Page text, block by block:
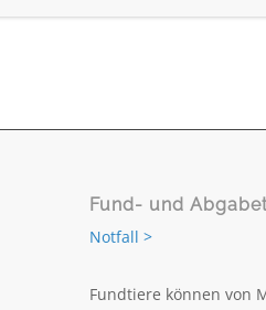
Fund- und
Notfall >
Fundtiere können von